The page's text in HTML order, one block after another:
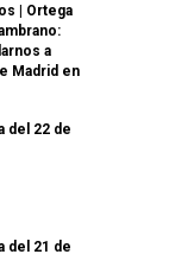
| Ortega
a
Madrid en
del 22 de
del 21 de